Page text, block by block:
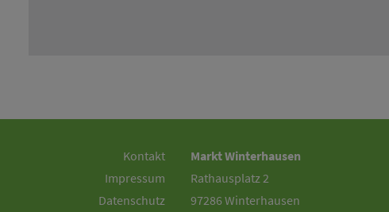
Kontakt
Impressum
Datenschutz
Markt Winterhausen
Rathausplatz 2
97286 Winterhausen